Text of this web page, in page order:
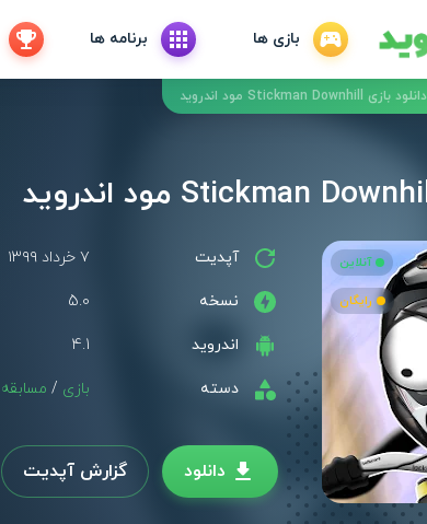
بازی ها برنامه ها
دانلود بازی Stickman Downhill مود اندروید
آنلاین
رایگان
آپدیت ۷ خرداد ۱۳۹۹
نسخه 5.0
اندروید 4.1
دسته بازی / مسابقه
دانلود گزارش آپدیت